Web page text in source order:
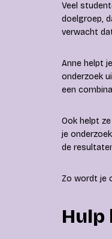
Veel
doelgroep,
verwacht
Anne helpt
onderzoek
een
Ook helpt
je
de
Zo wordt je
Hulp